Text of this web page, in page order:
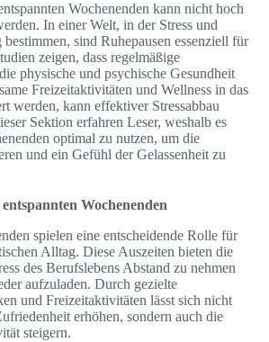
Wochenenden kann nicht hoch
In einer Welt, in der Stress und
sind Ruhepausen essenziell für
zeigen, dass regelmäßige
physische und psychische Gesundheit
Freizeitaktivitäten und Wellness in das
werden, kann effektiver Stressabbau
Sektion erfahren Leser, weshalb es
optimal zu nutzen, um die
und ein Gefühl der Gelassenheit zu
Wochenenden
spielen eine entscheidende Rolle für
Alltag. Diese Auszeiten bieten die
des Berufslebens Abstand zu nehmen
aufzuladen. Durch gezielte
und Freizeitaktivitäten lässt sich nicht
erhöhen, sondern auch die
steigern.